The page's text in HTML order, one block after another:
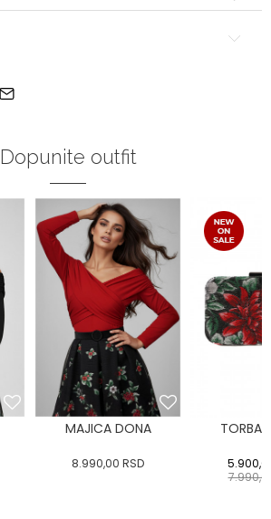
Dopunite outfit
MAJICA DONA
8.990,00 RSD
TORBA